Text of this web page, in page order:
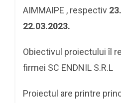
AIMMAIPE , respectiv
22.03.2023.
Obiectivul proiectului îl
firmei SC ENDNIL S.R.L
Proiectul are printre